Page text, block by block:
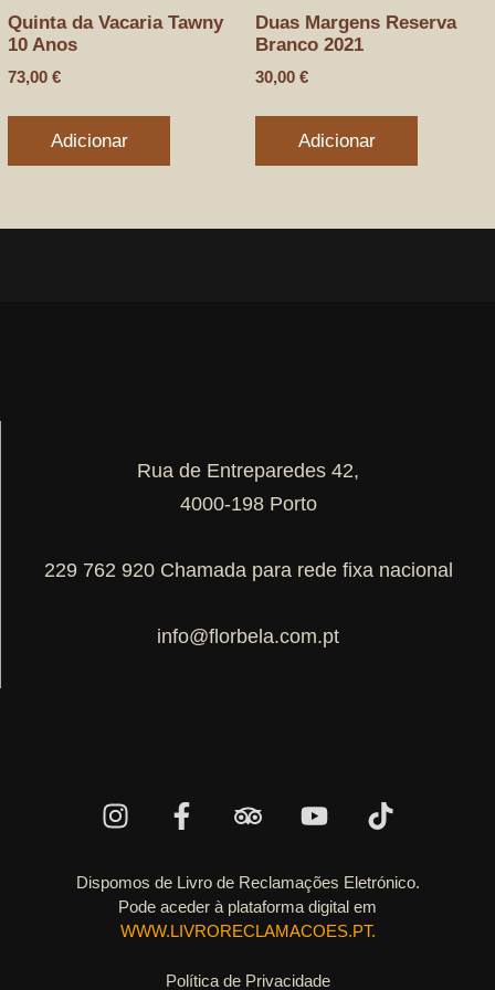
Quinta da Vacaria Tawny
10 Anos
73,00 €
Adicionar
Duas Margens Reserva
Branco 2021
30,00 €
Adicionar
Rua de Entreparedes 42,
4000-198 Porto
229 762 920 Chamada para rede fixa nacional
info@florbela.com.pt
Dispomos de Livro de Reclamações Eletrónico.
Pode aceder à plataforma digital em
WWW.LIVRORECLAMACOES.PT.
Política de Privacidade